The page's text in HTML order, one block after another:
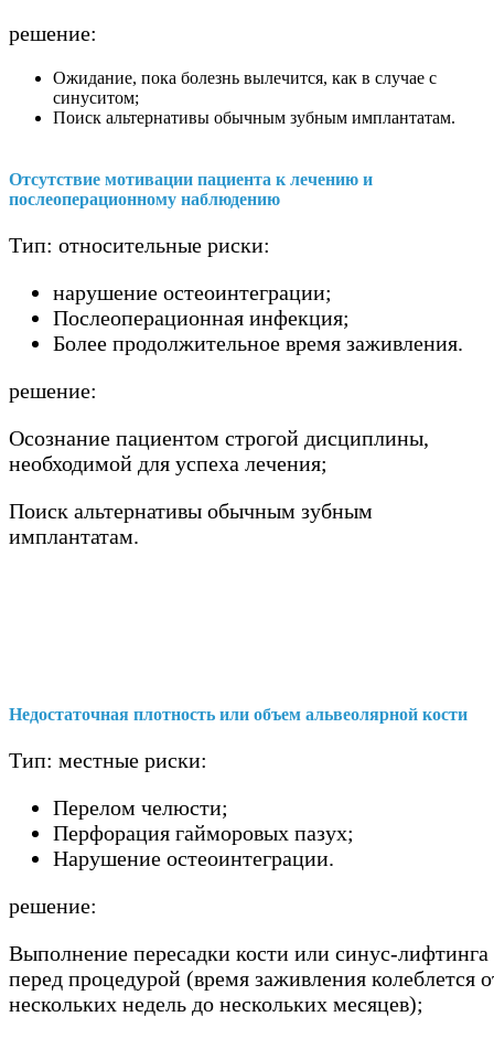
решение:
Ожидание, пока болезнь вылечится, как в случае с
синуситом;
Поиск альтернативы обычным зубным имплантатам.
Отсутствие мотивации пациента к лечению и
послеоперационному наблюдению
Тип: относительные риски:
нарушение остеоинтеграции;
Послеоперационная инфекция;
Более продолжительное время заживления.
решение:
Осознание пациентом строгой дисциплины,
необходимой для успеха лечения;
Поиск альтернативы обычным зубным
имплантатам.
Недостаточная плотность или объем альвеолярной кости
Тип: местные риски:
Перелом челюсти;
Перфорация гайморовых пазух;
Нарушение остеоинтеграции.
решение:
Выполнение пересадки кости или синус-лифтинга
перед процедурой (время заживления колеблется
нескольких недель до нескольких месяцев);